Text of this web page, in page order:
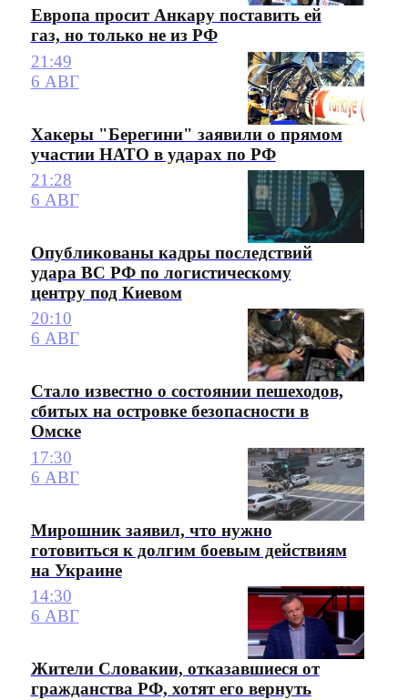
Европа просит Анкару поставить ей
газ, но только не из РФ
21:49
6 АВГ
Хакеры "Берегини" заявили о прямом
участии НАТО в ударах по РФ
21:28
6 АВГ
Опубликованы кадры последствий
удара ВС РФ по логистическому
центру под Киевом
20:10
6 АВГ
Стало известно о состоянии пешеходов,
сбитых на островке безопасности в
Омске
17:30
6 АВГ
Мирошник заявил, что нужно
готовиться к долгим боевым действиям
на Украине
14:30
6 АВГ
Жители Словакии, отказавшиеся от
гражданства РФ, хотят его вернуть